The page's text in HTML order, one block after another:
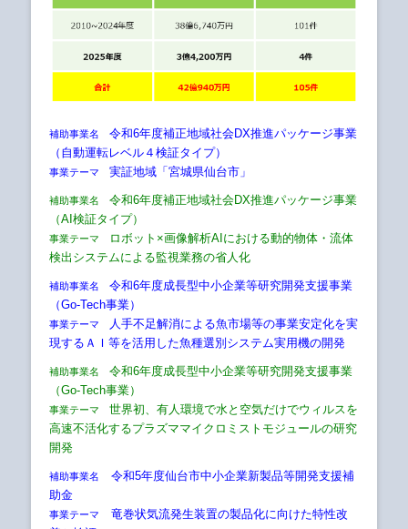
補助事業名 令和6年度補正地域社会DX推進パッケージ事業
（自動運転レベル４検証タイプ）
事業テーマ 実証地域「宮城県仙台市」
補助事業名 令和6年度補正地域社会DX推進パッケージ事業
（AI検証タイプ）
事業テーマ
ロボット×画像解析AIにおける動的物体・流体
検出システムによる監視業務の省人化
補助事業名 令和6年度成長型中小企業等研究開発支援事業
（Go-Tech事業）
事業テーマ
人手不足解消による魚市場等の事業安定化を実
現するＡＩ等を活用した魚種選別システム実用機の開発
補助事業名 令和6年度成長型中小企業等研究開発支援事業
（Go-Tech事業）
事業テーマ 世界初、有人環境で水と空気だけでウィルスを
高速不活化するプラズママイクロミストモジュールの研究
開発
補助事業名
令和5年度仙台市中小企業新製品等開発支援補
助金
事業テーマ
竜巻状気流発生装置の製品化に向けた特性改